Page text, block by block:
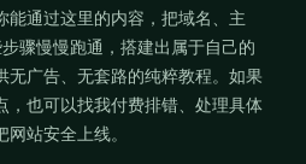
能通过这里的内容，把域名、主
骤慢慢跑通，搭建出属于自己的
无广告、无套路的纯粹教程。如果
，也可以找我付费排错、处理具体
站安全上线。